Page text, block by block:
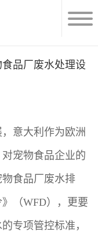
品厂废水处理设
意大利作为欧洲
宠物食品企业的
食品厂废水排
（WFD），更要
专项管控标准，